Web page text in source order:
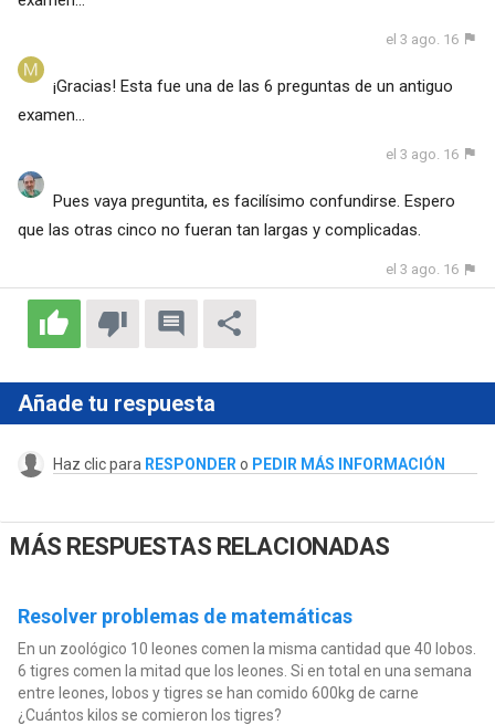
el 3 ago. 16
¡Gracias! Esta fue una de las 6 preguntas de un antiguo
examen...
el 3 ago. 16
Pues vaya preguntita, es facilísimo confundirse. Espero
que las otras cinco no fueran tan largas y complicadas.
el 3 ago. 16
Añade tu respuesta
Haz clic para RESPONDER o PEDIR MÁS INFORMACIÓN
MÁS RESPUESTAS RELACIONADAS
Resolver problemas de matemáticas
En un zoológico 10 leones comen la misma cantidad que 40 lobos.
6 tigres comen la mitad que los leones. Si en total en una semana
entre leones, lobos y tigres se han comido 600kg de carne
¿Cuántos kilos se comieron los tigres?